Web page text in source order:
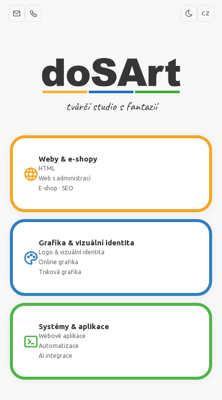
CZ
tvůrčí studio s fantazií
Weby & e-shopy
HTML
Web s administrací
E-shop · SEO
Grafika & vizuální identita
Logo & vizuální identita
Online grafika
Tisková grafika
Systémy & aplikace
Webové aplikace
Automatizace
AI integrace